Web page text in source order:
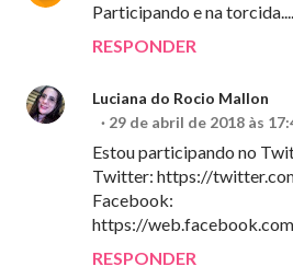
Participando e na torcida....
RESPONDER
Luciana do Rocio Mallon
29 de abril de 2018 às
Estou participando no
Twitter: https://
Facebook:
https://
RESPONDER